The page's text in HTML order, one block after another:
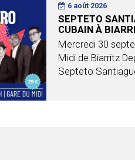
6 août 2026
SEPTETO
CUBAIN À
Mercredi 30
Midi de Biarritz
Septeto